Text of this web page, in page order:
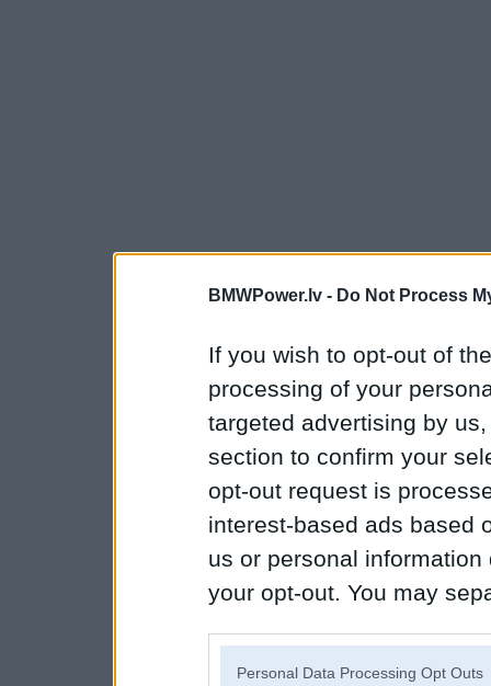
BMWPower.lv - Do Not Process
If you wish to opt-out of
processing of your
targeted advertising by
section to confirm your
opt-out request is
interest-based ads based
us or personal
your opt-out. You may
Personal Data Processing Opt Outs